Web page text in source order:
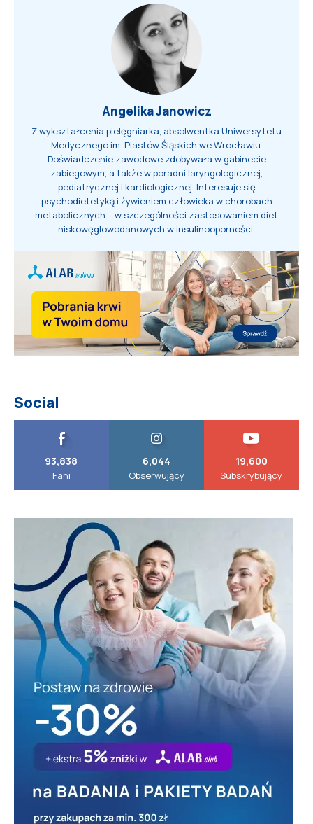
Angelika Janowicz
Z wykształcenia pielęgniarka, absolwentka Uniwersytetu
Medycznego im. Piastów Śląskich we Wrocławiu.
Doświadczenie zawodowe zdobywała w gabinecie
zabiegowym, a także w poradni laryngologicznej,
pediatrycznej i kardiologicznej. Interesuje się
psychodietetyką i żywieniem człowieka w chorobach
metabolicznych – w szczególności zastosowaniem diet
niskowęglowodanowych w insulinooporności.
Social
93,838
Fani
6,044
Obserwujący
19,600
Subskrybujący